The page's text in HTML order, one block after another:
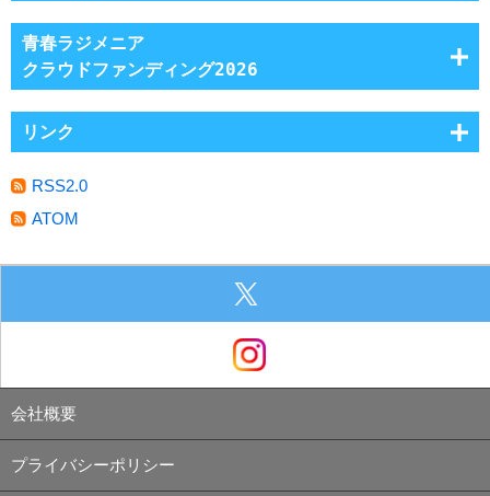
青春ラジメニア
クラウドファンディング2026
リンク
RSS2.0
ATOM
会社概要
プライバシーポリシー